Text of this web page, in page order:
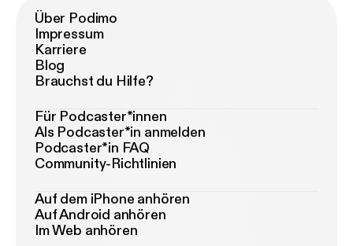
Über Podimo
Impressum
Karriere
Blog
Brauchst du Hilfe?
Für Podcaster*innen
Als Podcaster*in anmelden
Podcaster*in FAQ
Community-Richtlinien
Auf dem iPhone anhören
Auf Android anhören
Im Web anhören